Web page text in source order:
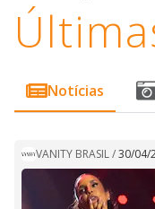
Notícias
VANITY BRASIL/30/04/